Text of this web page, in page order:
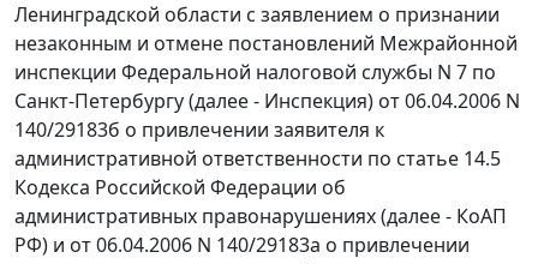
Ленинградской области с заявлением о признании
незаконным и отмене постановлений Межрайонной
инспекции Федеральной налоговой службы N 7 по
Санкт-Петербургу (далее - Инспекция) от 06.04.2006 N
140/29183б о привлечении заявителя к
административной ответственности по статье 14.5
Кодекса Российской Федерации об
административных правонарушениях (далее - КоАП
РФ) и от 06.04.2006 N 140/29183а о привлечении